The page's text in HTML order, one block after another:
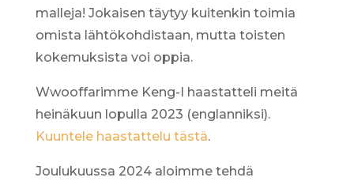
malleja! Jokaisen täytyy kuitenkin toimia
omista lähtökohdistaan, mutta toisten
kokemuksista voi oppia.
Wwooffarimme Keng-I haastatteli meitä
heinäkuun lopulla 2023 (englanniksi).
Kuuntele haastattelu tästä.
Joulukuussa 2024 aloimme tehdä